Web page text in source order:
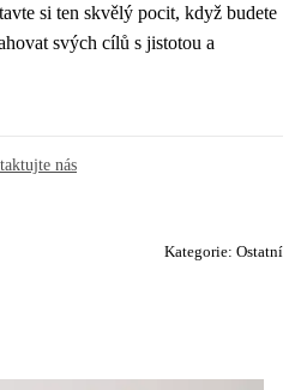
si ten skvělý pocit, když budete
svých cílů s jistotou a
nás
Kategorie: Ostatní